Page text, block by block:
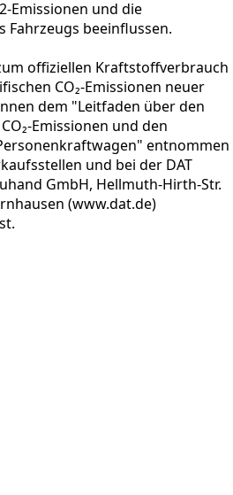
Emissionen und die
Fahrzeugs beeinflussen.
offiziellen Kraftstoffverbrauch
CO₂-Emissionen neuer
dem "Leitfaden über den
Emissionen und den
entnommen
und bei der DAT
GmbH, Hellmuth-Hirth-Str.
(www.dat.de)